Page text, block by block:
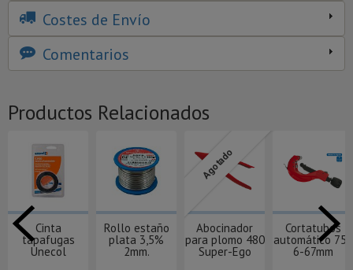
Costes de Envío
Comentarios
Productos Relacionados
Cinta
tapafugas
Unecol
Rollo estaño
plata 3,5%
2mm.
Agotado
Abocinador
para plomo 480
Super-Ego
Cortatubos
automático 750
6-67mm